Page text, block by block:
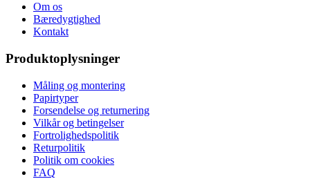
Om os
Bæredygtighed
Kontakt
Produktoplysninger
Måling og montering
Papirtyper
Forsendelse og returnering
Vilkår og betingelser
Fortrolighedspolitik
Returpolitik
Politik om cookies
FAQ